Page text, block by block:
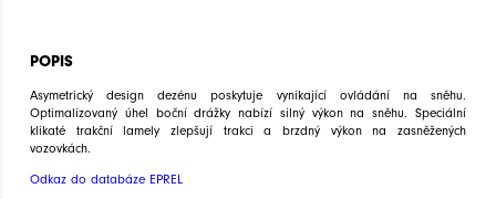
POPIS
Asymetrický design dezénu poskytuje vynikající ovládání na sněhu.
Optimalizovaný úhel boční drážky nabízí silný výkon na sněhu. Speciální
klikaté trakční lamely zlepšují trakci a brzdný výkon na zasněžených
vozovkách.
Odkaz do databáze EPREL